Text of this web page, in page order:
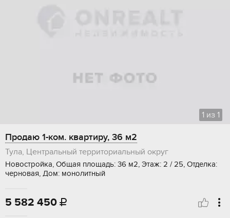
1 из 1
Продаю 1-ком. квартиру, 36 м2
Тула, Центральный территориальный округ
Новостройка, Общая площадь: 36 м2, Этаж: 2 / 25, Отделка:
черновая, Дом: монолитный
5 582 450 